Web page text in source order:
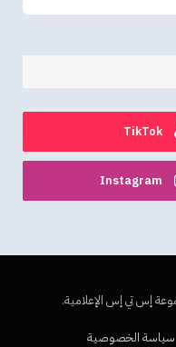
TikTok
Instagram
سياسة الخصوصية